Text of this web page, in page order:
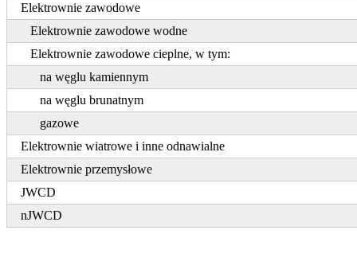
Elektrownie zawodowe
Elektrownie zawodowe wodne
Elektrownie zawodowe cieplne, w tym:
na węglu kamiennym
na węglu brunatnym
gazowe
Elektrownie wiatrowe i inne odnawialne
Elektrownie przemysłowe
JWCD
nJWCD